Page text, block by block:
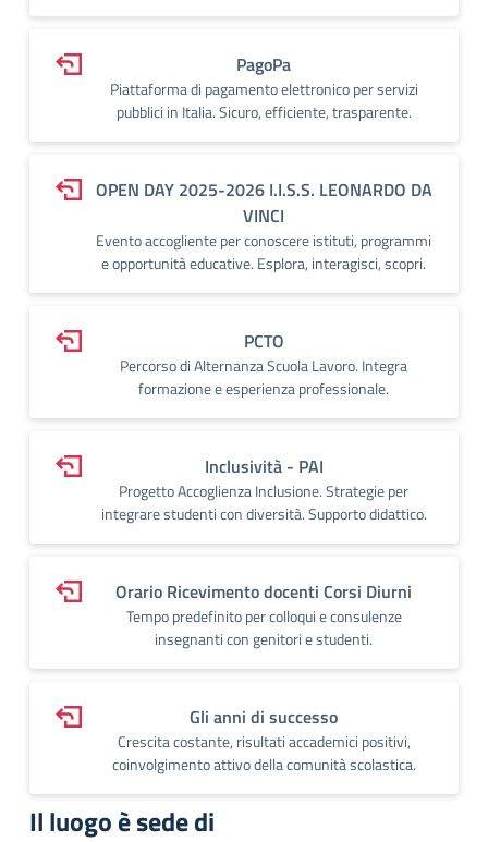
PagoPa
Piattaforma di pagamento elettronico per servizi
pubblici in Italia. Sicuro, efficiente, trasparente.
OPEN DAY 2025-2026 I.I.S.S. LEONARDO DA
VINCI
Evento accogliente per conoscere istituti, programmi
e opportunità educative. Esplora, interagisci, scopri.
PCTO
Percorso di Alternanza Scuola Lavoro. Integra
formazione e esperienza professionale.
Inclusività - PAI
Progetto Accoglienza Inclusione. Strategie per
integrare studenti con diversità. Supporto didattico.
Orario Ricevimento docenti Corsi Diurni
Tempo predefinito per colloqui e consulenze
insegnanti con genitori e studenti.
Gli anni di successo
Crescita costante, risultati accademici positivi,
coinvolgimento attivo della comunità scolastica.
Il luogo è sede di